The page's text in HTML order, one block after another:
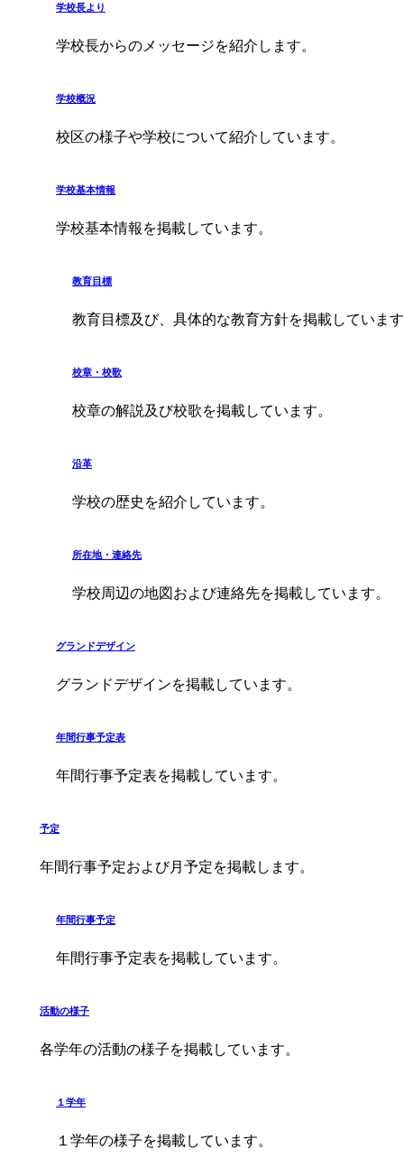
学校長より
学校長からのメッセージを紹介します。
学校概況
校区の様子や学校について紹介しています。
学校基本情報
学校基本情報を掲載しています。
教育目標
教育目標及び、具体的な教育方針を掲載していま
校章・校歌
校章の解説及び校歌を掲載しています。
沿革
学校の歴史を紹介しています。
所在地・連絡先
学校周辺の地図および連絡先を掲載しています。
グランドデザイン
グランドデザインを掲載しています。
年間行事予定表
年間行事予定表を掲載しています。
予定
年間行事予定および月予定を掲載します。
年間行事予定
年間行事予定表を掲載しています。
活動の様子
各学年の活動の様子を掲載しています。
１学年
１学年の様子を掲載しています。